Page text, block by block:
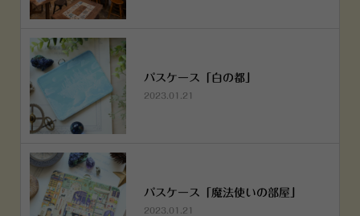
パスケース「白の都」
2023.01.21
パスケース「魔法使いの部屋」
2023.01.21